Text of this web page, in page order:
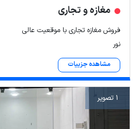
مغازه و تجاری
فروش مغازه تجاری با موقعیت عالی
نور
مشاهده جزییات
1 تصویر